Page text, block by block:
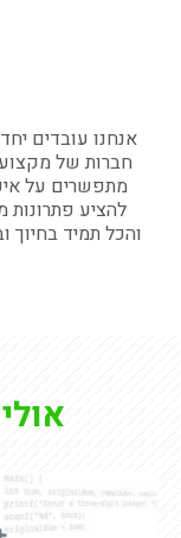
אנחנו עובדים
חברות של
מתפשרים על
להציע פתרונות
והכל תמיד בחיוך